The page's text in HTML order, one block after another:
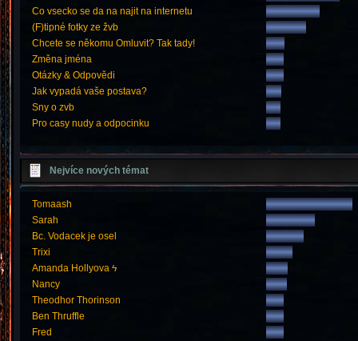
Co vsecko se da na najit na internetu
(F)tipné fotky ze žvb
Chcete se někomu Omluvit? Tak tady!
Změna jména
Otázky & Odpovědi
Jak vypadá vaše postava?
Sny o zvb
Pro casy nudy a odpocinku
Nejvíce nových témat
Tomaash
Sarah
Bc. Vodacek je osel
Trixi
Amanda Hollyova ϟ
Nancy
Theodhor Thorinson
Ben Thruffle
Fred